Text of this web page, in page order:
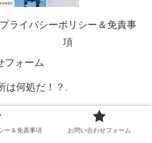
プライバシーポリシー＆免責事
項
フォーム
何処だ！？.
ー＆免責事項 お問い合わせフォーム